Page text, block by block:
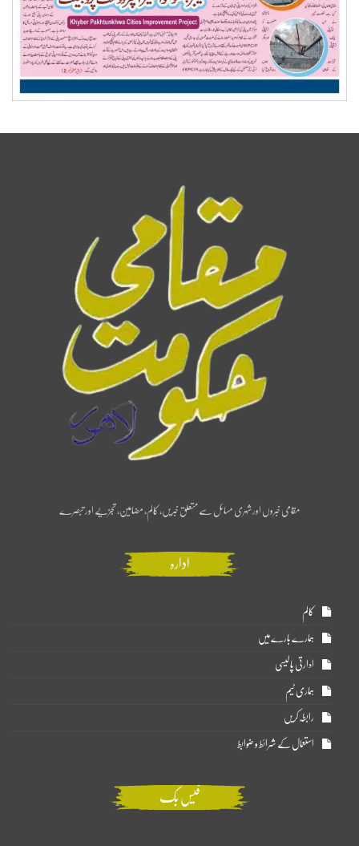
مقامی خبروں اور شہری مسائل سے متعلق خبریں، کالم، مضامین، تجزیے اور تبصرے
ادارہ
کالم
ہمارے بارے میں
ادارتی پالیسی
ہماری ٹیم
رابطہ کریں
استعمال کے شرائط و ضوابط
فیس بک